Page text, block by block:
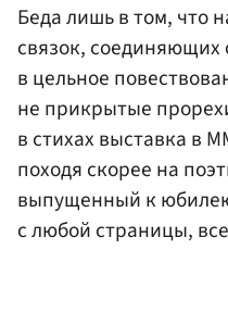
Беда лишь в том, что
связок,
в цельное
не прикрытые
в стихах выставка в
походя скорее на
выпущенный к
с любой страницы,